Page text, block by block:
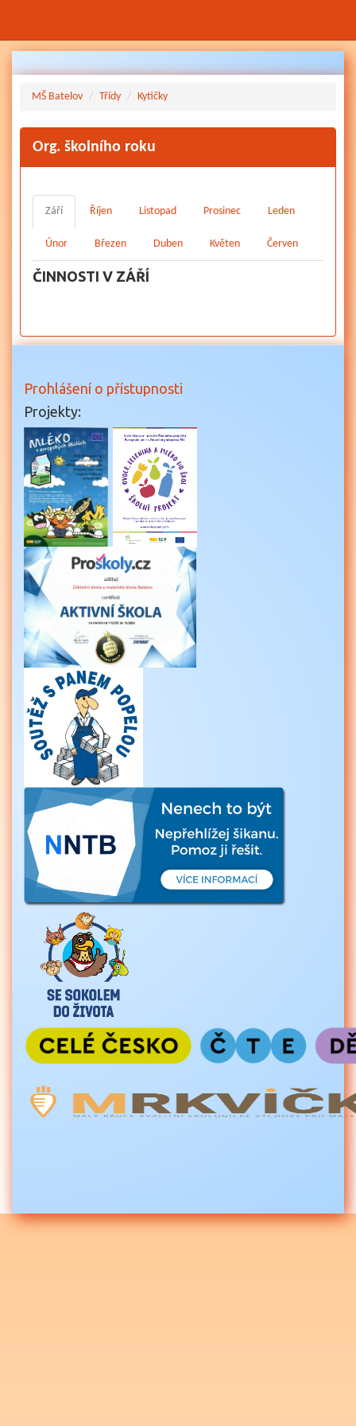
hlavnímu
MŠ Batelov Třídy Kytičky
Org. školního roku
Září Říjen Listopad Prosinec Leden
Únor Březen Duben Květen Červen
ČINNOSTI V ZÁŘÍ
Prohlášení o přístupnosti
Projekty: